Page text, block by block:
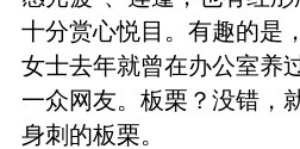
十分赏心悦目。有趣的是
女士去年就曾在办公室养
一众网友。板栗？没错，
身刺的板栗。